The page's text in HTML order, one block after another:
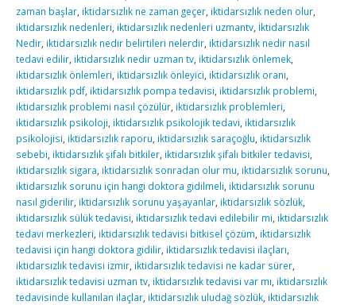
zaman başlar, iktidarsızlık ne zaman geçer, iktidarsızlık neden olur,
iktidarsızlık nedenleri, iktidarsızlık nedenleri uzmantv, İktidarsızlık
Nedir, iktidarsızlık nedir belirtileri nelerdir, iktidarsızlık nedir nasıl
tedavi edilir, iktidarsızlık nedir uzman tv, iktidarsızlık önlemek,
iktidarsızlık önlemleri, iktidarsızlık önleyici, iktidarsızlık oranı,
iktidarsızlık pdf, iktidarsızlık pompa tedavisi, iktidarsızlık problemi,
iktidarsızlık problemi nasıl çözülür, iktidarsızlık problemleri,
iktidarsızlık psikoloji, iktidarsızlık psikolojik tedavi, iktidarsızlık
psikolojisi, iktidarsızlık raporu, iktidarsızlık saraçoğlu, iktidarsızlık
sebebi, iktidarsızlık şifalı bitkiler, iktidarsızlık şifalı bitkiler tedavisi,
iktidarsızlık sigara, iktidarsızlık sonradan olur mu, iktidarsızlık sorunu,
iktidarsızlık sorunu için hangi doktora gidilmeli, iktidarsızlık sorunu
nasıl giderilir, iktidarsızlık sorunu yaşayanlar, iktidarsızlık sözlük,
iktidarsızlık sülük tedavisi, iktidarsızlık tedavi edilebilir mi, iktidarsızlık
tedavi merkezleri, iktidarsızlık tedavisi bitkisel çözüm, iktidarsızlık
tedavisi için hangi doktora gidilir, iktidarsızlık tedavisi ilaçları,
iktidarsızlık tedavisi izmir, iktidarsızlık tedavisi ne kadar sürer,
iktidarsızlık tedavisi uzman tv, iktidarsızlık tedavisi var mı, iktidarsızlık
tedavisinde kullanılan ilaçlar, iktidarsızlık uludağ sözlük, iktidarsızlık